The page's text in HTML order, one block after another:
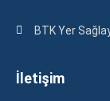
BTK Yer
İletişim